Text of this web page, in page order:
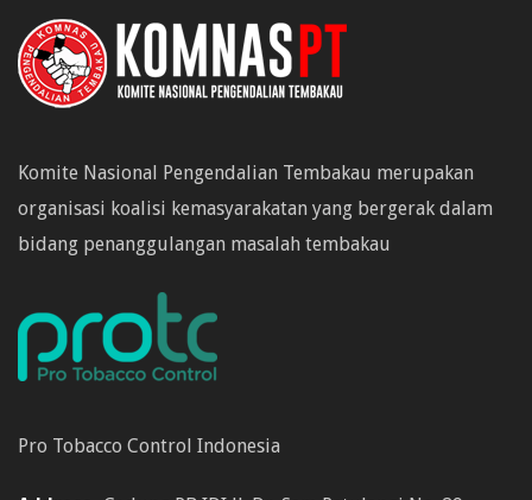
Komite Nasional Pengendalian Tembakau merupakan
organisasi koalisi kemasyarakatan yang bergerak dalam
bidang penanggulangan masalah tembakau
Pro Tobacco Control Indonesia